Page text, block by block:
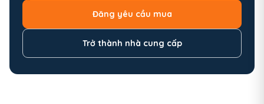
Đăng yêu cầu mua
Trở thành nhà cung cấp